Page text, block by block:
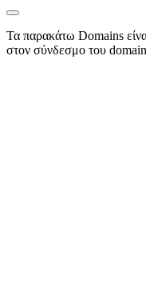
Τα παρακάτω Domains
στον σύνδεσμο του